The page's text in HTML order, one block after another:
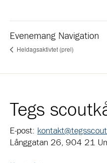
Evenemang Navigation
Heldagsaktivtet (prel)
Tegs
E-post:
Långgatan 26, 904 21